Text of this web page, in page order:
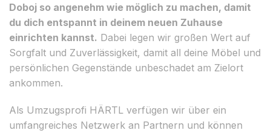
Doboj so angenehm wie möglich zu machen, damit
du dich entspannt in deinem neuen Zuhause
einrichten kannst. Dabei legen wir großen Wert auf
Sorgfalt und Zuverlässigkeit, damit all deine Möbel und
persönlichen Gegenstände unbeschadet am Zielort
ankommen.
Als Umzugsprofi HÄRTL verfügen wir über ein
umfangreiches Netzwerk an Partnern und können